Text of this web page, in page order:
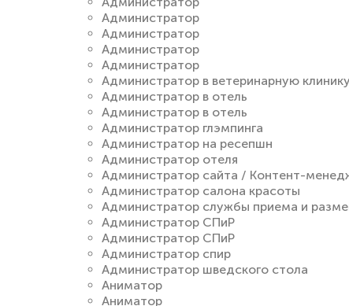
Администратор
Администратор
Администратор
Администратор
Администратор в ветеринарную клинику
Администратор в отель
Администратор в отель
Администратор глэмпинга
Администратор на ресепшн
Администратор отеля
Администратор сайта / Контент-
Администратор салона красоты
Администратор службы приема и
Администратор СПиР
Администратор СПиР
Администратор спир
Администратор шведского стола
Аниматор
Аниматор